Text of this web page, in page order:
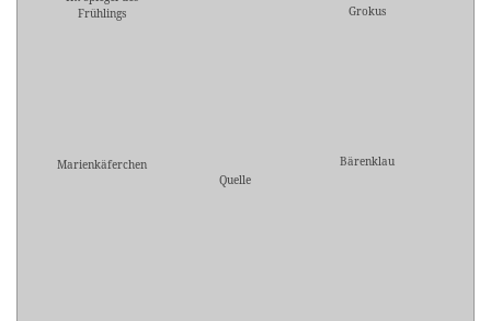
Frühlings
Grokus
Marienkäferchen
Quelle
Bärenklau